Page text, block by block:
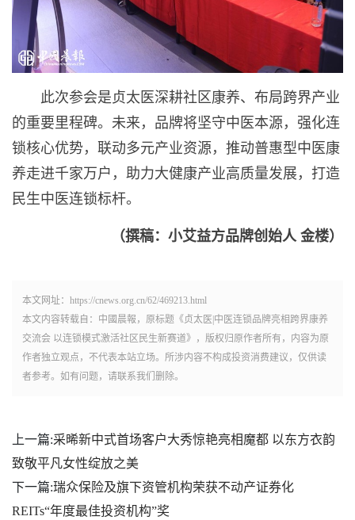
此次参会是贞太医深耕社区康养、布局跨界产业
的重要里程碑。未来，品牌将坚守中医本源，强化连
锁核心优势，联动多元产业资源，推动普惠型中医康
养走进千家万户，助力大健康产业高质量发展，打造
民生中医连锁标杆。
（撰稿：小艾益方品牌创始人 金楼）
本文网址：https://cnews.org.cn/62/469213.html
本文内容转载自：中國晨報，原标题《贞太医|中医连锁品牌亮相跨界康养
交流会 以连锁模式激活社区民生新赛道》，版权归原作者所有，内容为原
作者独立观点，不代表本站立场。所涉内容不构成投资消费建议，仅供读
者参考。如有问题，请联系我们删除。
上一篇:采晞新中式首场客户大秀惊艳亮相魔都 以东方衣韵
致敬平凡女性绽放之美
下一篇:瑞众保险及旗下资管机构荣获不动产证券化
REITs“年度最佳投资机构”奖